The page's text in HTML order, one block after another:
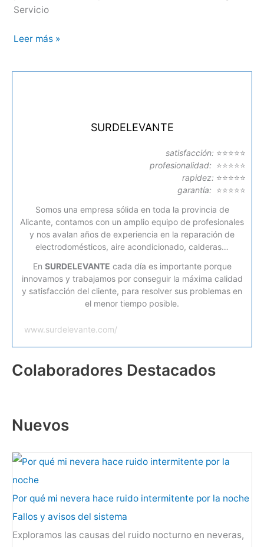
Servicio
Edesa
Leer más »
SURDELEVANTE
satisfacción: ⭐⭐⭐⭐⭐
profesionalidad: ⭐⭐⭐⭐⭐
rapidez: ⭐⭐⭐⭐⭐
garantía: ⭐⭐⭐⭐⭐
Somos una empresa sólida en toda la provincia de
Alicante, contamos con un amplio equipo de profesionales
y nos avalan años de experiencia en la reparación de
electrodomésticos, aire acondicionado, calderas…
En SURDELEVANTE cada día es importante porque
innovamos y trabajamos por conseguir la máxima calidad
y satisfacción del cliente, para resolver sus problemas en
el menor tiempo posible.
www.surdelevante.com/
Colaboradores Destacados
Nuevos
Por qué mi nevera hace ruido intermitente por la noche
Fallos y avisos del sistema
Exploramos las causas del ruido nocturno en neveras,